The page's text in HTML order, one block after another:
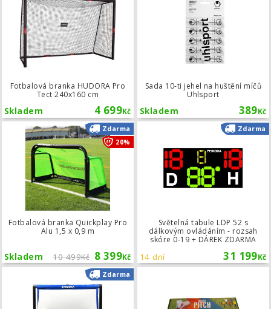
Fotbalová branka HUDORA Pro
Tect 240x160 cm
4 699Kč
Skladem
Sada 10-ti jehel na huštění míčů
Uhlsport
389Kč
Skladem
Fotbalová branka Quickplay Pro
Alu 1,5 x 0,9 m
10 499Kč 8 399Kč
Skladem
Zdarma
20%
Fotbalová branka Quickplay Pro Alu
Světelná tabule LDP 52 s
dálkovým ovládáním - rozsah
skóre 0-19 + DÁREK ZDARMA
31 199Kč
14 dní
Zdarma
Zdarma